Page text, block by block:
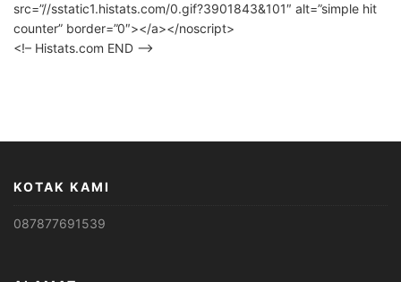
src=”//sstatic1.histats.com/0.gif?3901843&101″ alt=”simple hit
counter” border=”0″></a></noscript>
<!– Histats.com END –>
KOTAK KAMI
087877691539